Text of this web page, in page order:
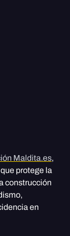
Maldita.es,
protege la
construcción
en